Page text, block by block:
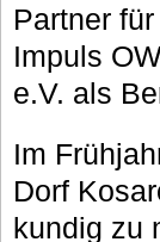
Partner
Impuls
e.V. als
Im
Dorf
kundig zu